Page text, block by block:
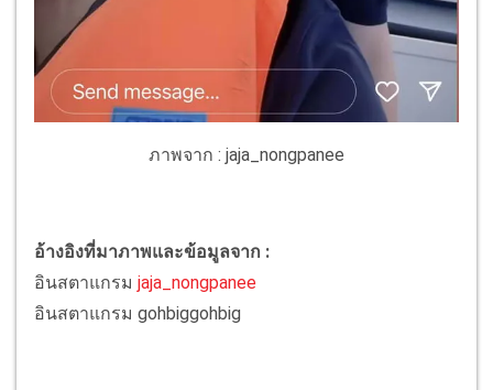
ภาพจาก : jaja_nongpanee
อ้างอิงที่มาภาพและข้อมูลจาก :
อินสตาแกรม jaja_nongpanee
อินสตาแกรม gohbiggohbig